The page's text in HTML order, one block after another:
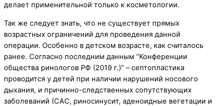
делает применительной только к косметологии.
Так же следует знать, что не существует прямых
возрастных ограничений для проведения данной
операции. Особенно в детском возрасте, как считалось
ранее. Согласно последним данным “Конференции
общества ринологов РФ (2019 г.)” – септопластика
проводится у детей при наличии нарушений носового
дыхания, и причинно-следственных сопутствующих
заболеваний (САС, риносинусит, аденоидные вегетации и